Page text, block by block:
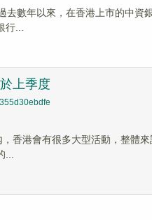
數年以來，在香港上市的中資
...
上季度
香港會有很多大型活動，整體